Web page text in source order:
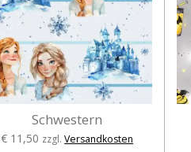
Schwestern
€ 11,50 zzgl.Versandkosten